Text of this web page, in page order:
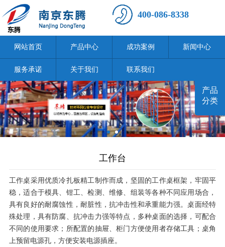
400-086-8338
网站首页 产品中心 成功案例 新闻中心
服务承诺 关于我们 联系我们
工作台
工作桌采用优质冷扎板精工制作而成，坚固的工作桌框架，牢固平
稳，适合于模具、钳工、检测、维修、组装等各种不同应用场合，
具有良好的耐腐蚀性，耐脏性，抗冲击性和承重能力强。桌面经特
殊处理，具有防腐、抗冲击力强等特点，多种桌面的选择，可配合
不同的使用要求；所配置的抽屉、柜门方便使用者存储工具；桌角
上预留电源孔，方便安装电源插座。
产品
分类